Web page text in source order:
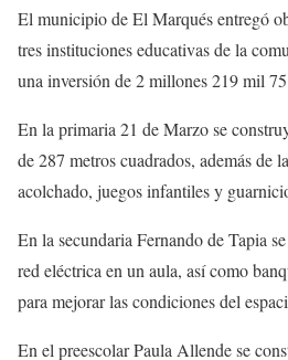
El municipio de El Marqués entregó
tres instituciones educativas de la
una inversión de 2 millones 219 mil
En la primaria 21 de Marzo se
de 287 metros cuadrados, además de
acolchado, juegos infantiles y
En la secundaria Fernando de Tapia
red eléctrica en un aula, así como
para mejorar las condiciones del
En el preescolar Paula Allende se